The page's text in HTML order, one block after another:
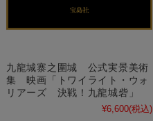
九龍城寨之圍城 公式実景美術
集 映画「トワイライト・ウォ
リアーズ 決戦！九龍城砦」
¥6,600(税込)